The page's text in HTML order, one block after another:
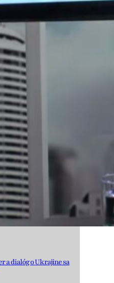
a dialóg o Ukrajine sa